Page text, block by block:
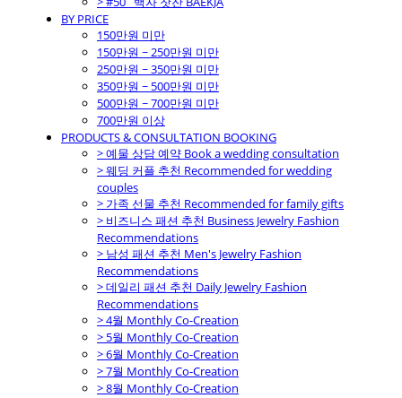
BY PRICE
150만원 미만
150만원 ~ 250만원 미만
250만원 ~ 350만원 미만
350만원 ~ 500만원 미만
500만원 ~ 700만원 미만
700만원 이상
PRODUCTS & CONSULTATION BOOKING
> 예물 상담 예약 Book a wedding consultation
> 웨딩 커플 추천 Recommended for wedding
couples
> 가족 선물 추천 Recommended for family gifts
> 비즈니스 패션 추천 Business Jewelry Fashion
Recommendations
> 남성 패션 추천 Men's Jewelry Fashion
Recommendations
> 데일리 패션 추천 Daily Jewelry Fashion
Recommendations
> 4월 Monthly Co-Creation
> 5월 Monthly Co-Creation
> 6월 Monthly Co-Creation
> 7월 Monthly Co-Creation
> 8월 Monthly Co-Creation